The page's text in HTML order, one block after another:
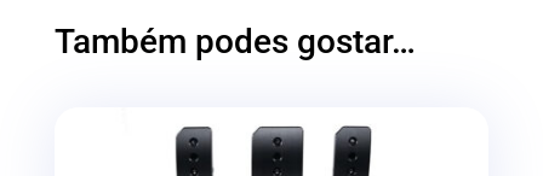
Também podes gostar…